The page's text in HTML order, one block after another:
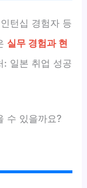
턴십 경험자 등
실무 경험과 현
: 일본 취업 성공
수 있을까요?